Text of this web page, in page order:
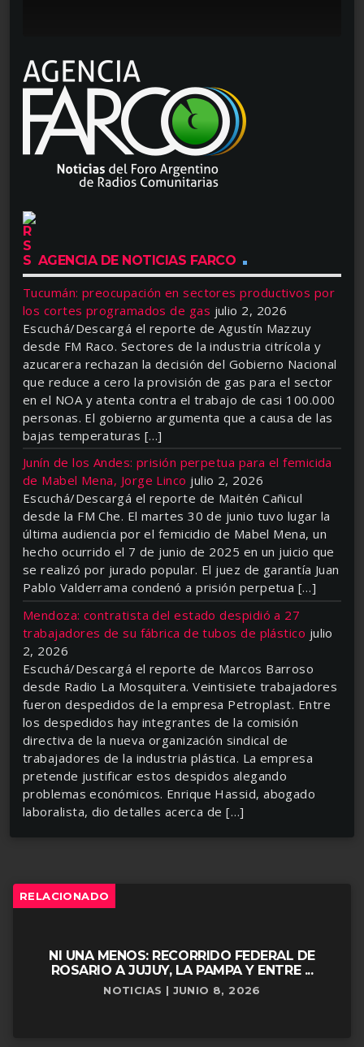
AGENCIA DE NOTICIAS FARCO
Tucumán: preocupación en sectores productivos por
los cortes programados de gas julio 2, 2026
Escuchá/Descargá el reporte de Agustín Mazzuy
desde FM Raco. Sectores de la industria citrícola y
azucarera rechazan la decisión del Gobierno Nacional
que reduce a cero la provisión de gas para el sector
en el NOA y atenta contra el trabajo de casi 100.000
personas. El gobierno argumenta que a causa de las
bajas temperaturas […]
Junín de los Andes: prisión perpetua para el femicida
de Mabel Mena, Jorge Linco julio 2, 2026
Escuchá/Descargá el reporte de Maitén Cañicul
desde la FM Che. El martes 30 de junio tuvo lugar la
última audiencia por el femicidio de Mabel Mena, un
hecho ocurrido el 7 de junio de 2025 en un juicio que
se realizó por jurado popular. El juez de garantía Juan
Pablo Valderrama condenó a prisión perpetua […]
Mendoza: contratista del estado despidió a 27
trabajadores de su fábrica de tubos de plástico julio
2, 2026
Escuchá/Descargá el reporte de Marcos Barroso
desde Radio La Mosquitera. Veintisiete trabajadores
fueron despedidos de la empresa Petroplast. Entre
los despedidos hay integrantes de la comisión
directiva de la nueva organización sindical de
trabajadores de la industria plástica. La empresa
pretende justificar estos despidos alegando
problemas económicos. Enrique Hassid, abogado
laboralista, dio detalles acerca de […]
RELACIONADO
NI UNA MENOS: RECORRIDO FEDERAL DE
ROSARIO A JUJUY, LA PAMPA Y ENTRE ...
NOTICIAS | JUNIO 8, 2026